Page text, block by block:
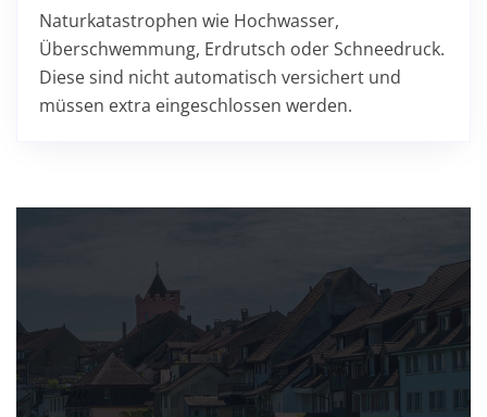
Naturkatastrophen wie Hochwasser,
Überschwemmung, Erdrutsch oder Schneedruck.
Diese sind nicht automatisch versichert und
müssen extra eingeschlossen werden.